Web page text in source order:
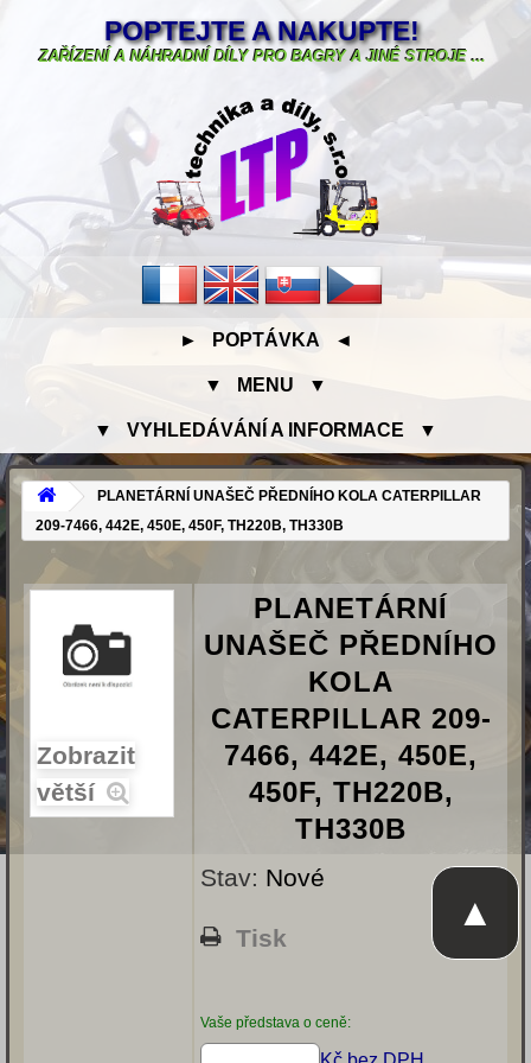
POPTEJTE A NAKUPTE!
ZAŘÍZENÍ A NÁHRADNÍ DÍLY PRO BAGRY A JINÉ STROJE ...
► POPTÁVKA ◄
▼ MENU ▼
▼ VYHLEDÁVÁNÍ A INFORMACE ▼
PLANETÁRNÍ UNAŠEČ PŘEDNÍHO KOLA CATERPILLAR
209-7466, 442E, 450E, 450F, TH220B, TH330B
Zobrazit
větší
PLANETÁRNÍ
UNAŠEČ PŘEDNÍHO
KOLA
CATERPILLAR 209-
7466, 442E, 450E,
450F, TH220B,
TH330B
Stav: Nové
Tisk
Vaše představa o ceně:
▲